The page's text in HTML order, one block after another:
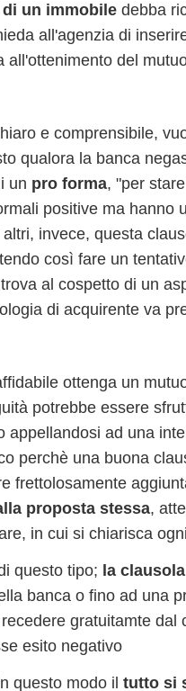
di un immobile debba
all'agenzia di
all'ottenimento del
e comprensibile,
qualora la banca
un pro forma, "per
positive ma hanno
invece, questa
così fare un
al cospetto di un
di acquirente va
ottenga un
potrebbe essere
ad una
perchè una buona
frettolosamente
proposta stessa,
in cui si chiarisca
questo tipo; la
banca o fino ad una
gratuitamte dal
esito negativo
questo modo il tutto si